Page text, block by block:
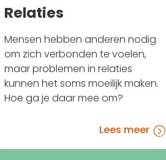
Relaties
Mensen hebben anderen nodig
om zich verbonden te voelen,
maar problemen in relaties
kunnen het soms moeilijk maken.
Hoe ga je daar mee om?
=
Lees meer